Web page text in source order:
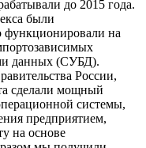
до 2015 года.
были
на
данных (СУБД).
России,
сделали мощный
системы,
предприятием,
на основе